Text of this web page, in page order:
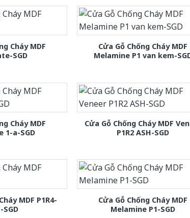
Cháy MDF
SGD
Cửa Gỗ Chống Cháy MDF
Melamine P1 van kem-
Cháy MDF
1-a-SGD
Cửa Gỗ Chống Cháy MDF
P1R2 ASH-SGD
MDF P1R4-
SGD
Cửa Gỗ Chống Cháy MDF
Melamine P1-SGD